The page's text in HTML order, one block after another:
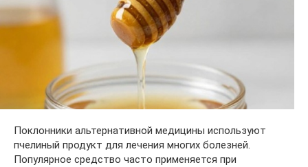
Поклонники альтернативной медицины используют
пчелиный продукт для лечения многих болезней.
Популярное средство часто применяется при